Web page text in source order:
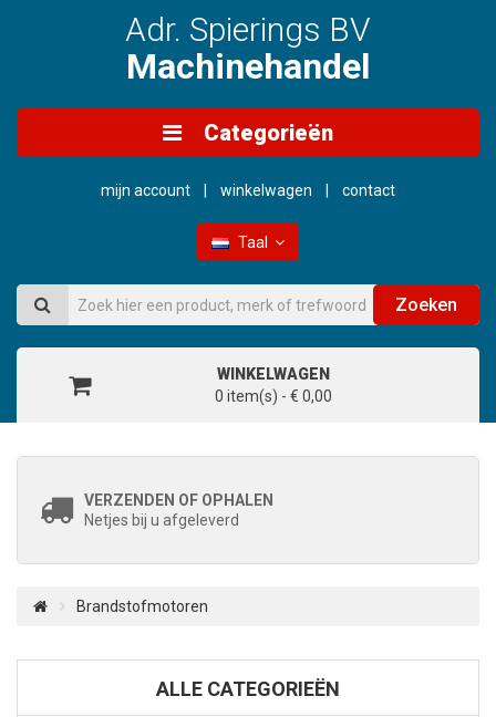
Adr. Spierings BV
Machinehandel
Categorieën
mijn account winkelwagen contact
Taal
Zoeken
WINKELWAGEN
0 item(s) - € 0,00
VERZENDEN OF OPHALEN
Netjes bij u afgeleverd
Brandstofmotoren
ALLE CATEGORIEËN